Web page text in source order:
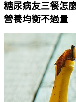
糖尿病友三餐怎
營養均衡不過量